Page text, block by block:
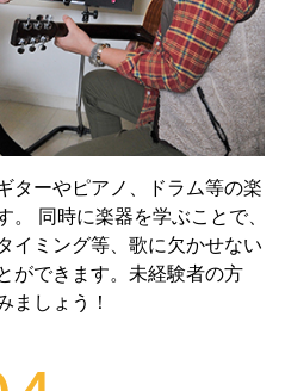
ターやピアノ、ドラム等の楽
。 同時に楽器を学ぶことで、
イミング等、歌に欠かせない
ができます。未経験者の方
ましょう！